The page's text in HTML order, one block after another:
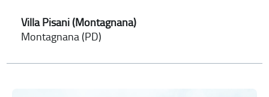
Villa Pisani (Montagnana)
Montagnana (PD)